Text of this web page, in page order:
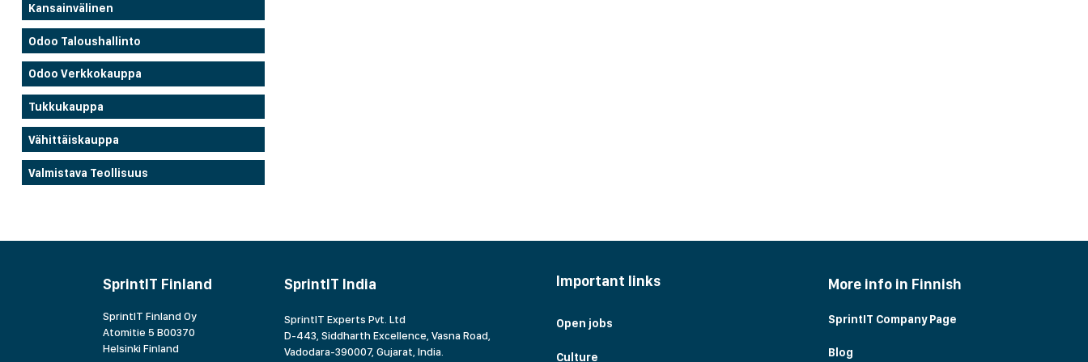
Kansainvälinen
Odoo Taloushallinto
Odoo Verkkokauppa
Tukkukauppa
Vähittäiskauppa
Valmistava Teollisuus
SprintIT Finland
SprintIT Finland Oy
Atomitie 5 B00370
Helsinki Finland
SprintIT India
SprintIT Experts Pvt. Ltd
D-443, Siddharth Excellence, Vasna Road,
Vadodara-390007, Gujarat, India.
Important links
Open jobs
Culture
More info in Finnish
SprintIT Company Page
Blog